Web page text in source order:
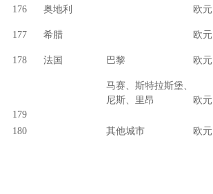
176 奥地利 欧元
177 希腊 欧元
178 法国 巴黎 欧元
179
马赛、斯特拉斯堡、
尼斯、里昂
欧元
180 其他城市 欧元